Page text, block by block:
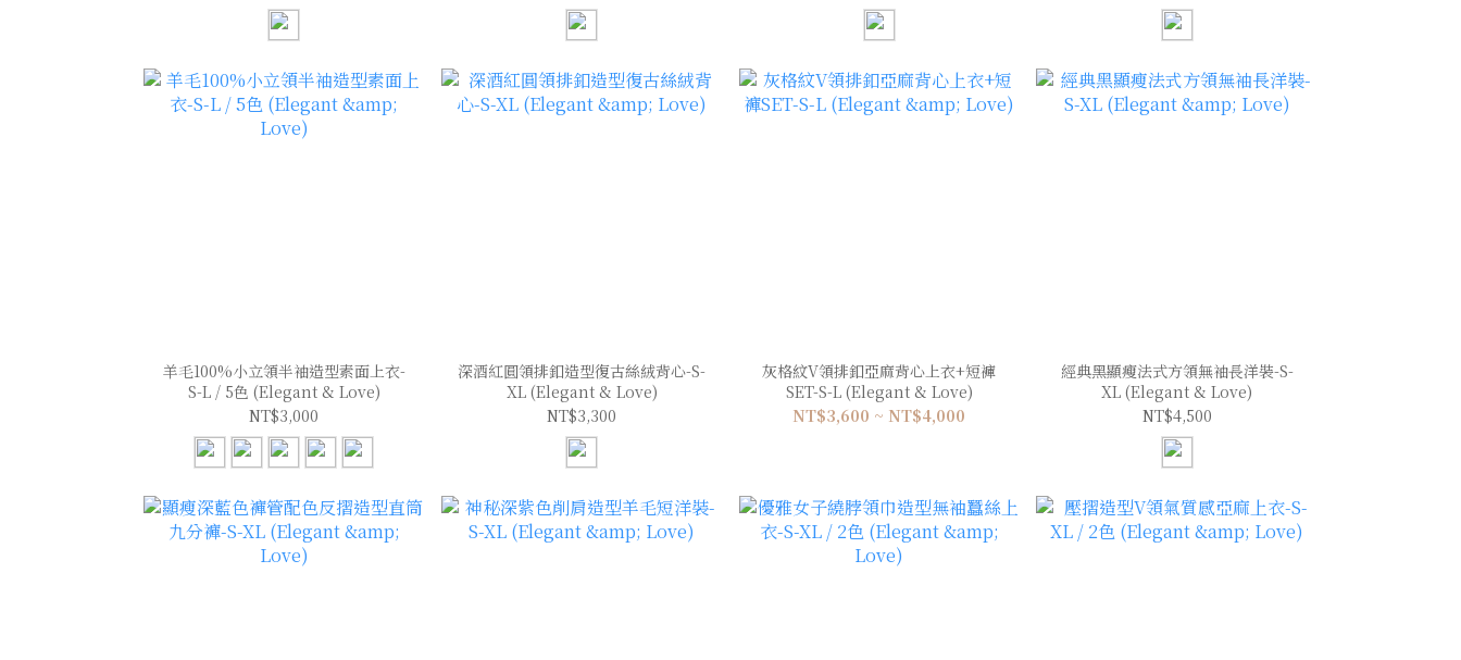
羊毛100%小立領半袖造型素面上衣-
S-L / 5色 (Elegant & Love)
NT$3,000
深酒紅圓領排釦造型復古絲絨背心-S-
XL (Elegant & Love)
NT$3,300
灰格紋V領排釦亞麻背心上衣+短褲
SET-S-L (Elegant & Love)
NT$3,600 ~ NT$4,000
經典黑顯瘦法式方領無袖長洋裝-S-
XL (Elegant & Love)
NT$4,500